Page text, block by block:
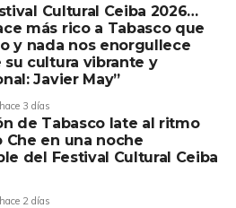
servicios médicos
inicien el protocolo de atención
ello disminuir la mortalidad por
del gobernador del Estado,
secretario de Salud, Alejandro
a todos los servicios debe ser
de la puesta en marcha de la
que visita las villas,
Cultural Ceiba 2026…
más rico a Tabasco que
y nada nos enorgullece
su cultura vibrante y
Javier May”
hace 3 días
de Tabasco late al ritmo
Che en una noche
del Festival Cultural Ceiba
hace 2 días